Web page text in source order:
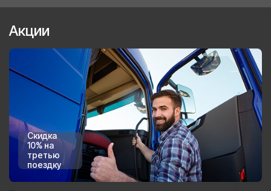
Акции
Скидка
10% на
третью
поездку